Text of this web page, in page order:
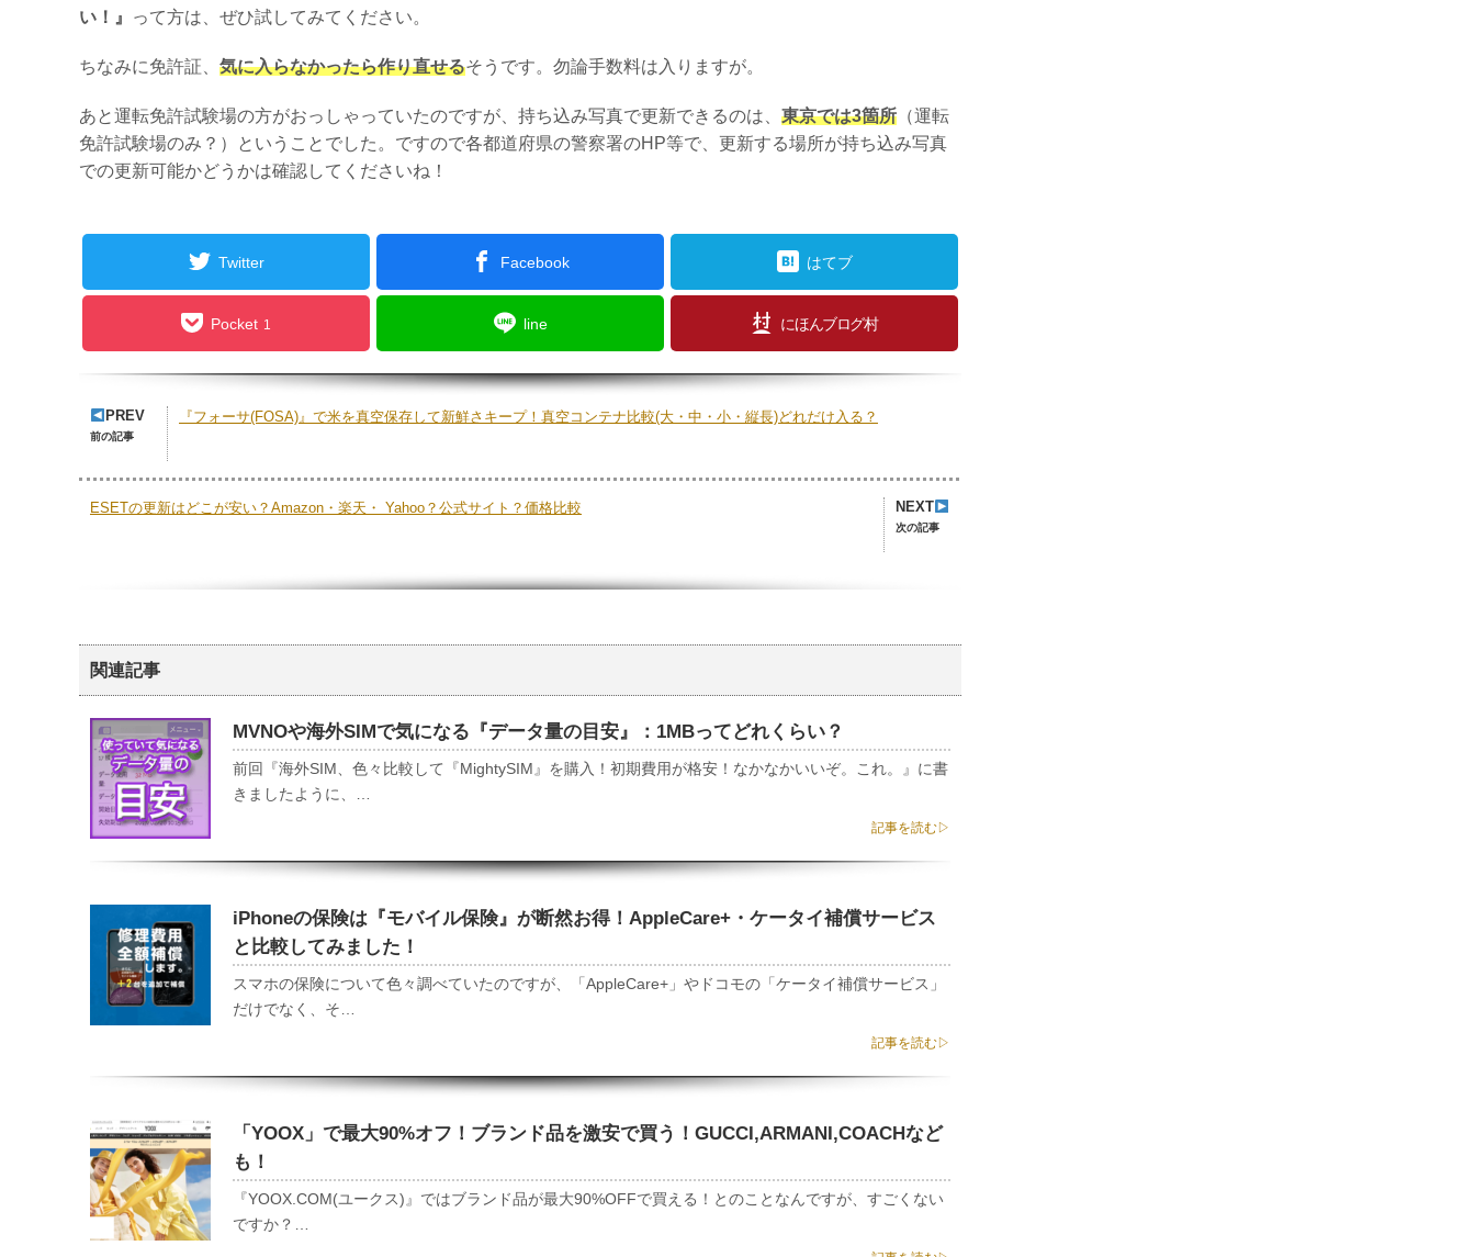
い！』
って方は、ぜひ試してみてください。
ちなみに免許証、 気に入らなかったら作り直せるそうです。勿論手数料は入りますが。
あと運転免許試験場の方がおっしゃっていたのですが、持ち込み写真で更新できるのは、 東京では3箇所 （運転
免許試験場のみ？）ということでした。ですので各都道府県の警察署のHP等で、更新する場所が持ち込み写真
での更新可能かどうかは確認してくださいね！
Twitter Facebook はてブ
Pocket 1 line にほんブログ村
PREV
前の記事
『フォーサ(FOSA)』で米を真空保存して新鮮さキープ！真空コンテナ比較(大・中・小・縦長)どれだけ入る？
NEXT
次の記事
ESETの更新はどこが安い？Amazon・楽天・ Yahoo？公式サイト？価格比較
関連記事
MVNOや海外SIMで気になる『データ量の目安』：1MBってどれくらい？
前回『海外SIM、色々比較して『MightySIM』を購入！初期費用が格安！なかなかいいぞ。これ。』に書
きましたように、…
記事を読む▷
iPhoneの保険は『モバイル保険』が断然お得！AppleCare+・ケータイ補償サービス
と比較してみました！
スマホの保険について色々調べていたのですが、「AppleCare+」やドコモの「ケータイ補償サービス」
だけでなく、そ…
記事を読む▷
「YOOX」で最大90%オフ！ブランド品を激安で買う！GUCCI,ARMANI,COACHなど
も！
『YOOX.COM(ユークス)』ではブランド品が最大90%OFFで買える！とのことなんですが、すごくない
ですか？…